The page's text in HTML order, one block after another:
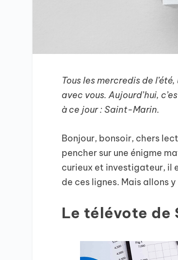
Tous les mercredis de
avec vous. Aujourd’hui,
à ce jour : Saint-Marin.
Bonjour, bonsoir, chers
pencher sur une énigme
curieux et investigateur, il
de ces lignes. Mais allons
Le télévote de